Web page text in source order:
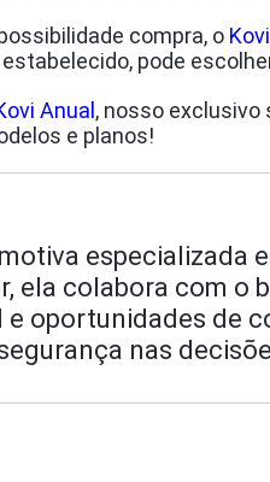
compra, o
pode
Anual , nosso exclusivo
e planos!
especializada
ela colabora com o
oportunidades de
nas